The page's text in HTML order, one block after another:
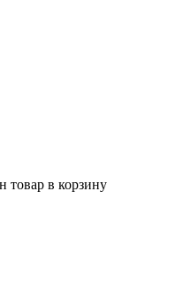
товар в корзину